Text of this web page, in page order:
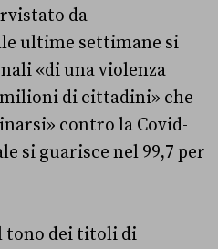
da
ultime settimane si
«di una violenza
di cittadini» che
contro la Covid-
si guarisce nel 99,7 per
tono dei titoli di